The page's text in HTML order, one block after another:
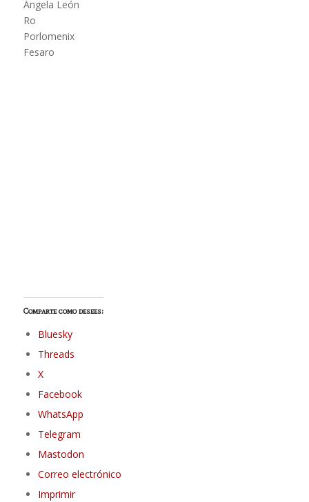
Ángela León
Ro
Porlomenix
Fesaro
Comparte como desees:
Bluesky
Threads
X
Facebook
WhatsApp
Telegram
Mastodon
Correo electrónico
Imprimir